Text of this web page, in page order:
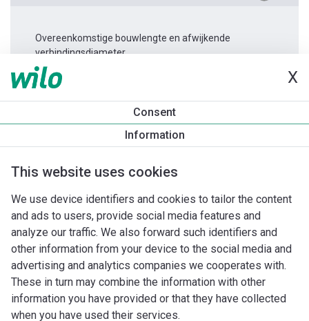
X
Consent
Information
This website uses cookies
We use device identifiers and cookies to tailor the content
and ads to users, provide social media features and
analyze our traffic. We also forward such identifiers and
other information from your device to the social media and
advertising and analytics companies we cooperates with.
These in turn may combine the information with other
information you have provided or that they have collected
when you have used their services.
Overeenkomstige bouwlengte en afwijkende
verbindingsdiameter.
Productinformatie
Varios PICO-STG 25/1-8 -180